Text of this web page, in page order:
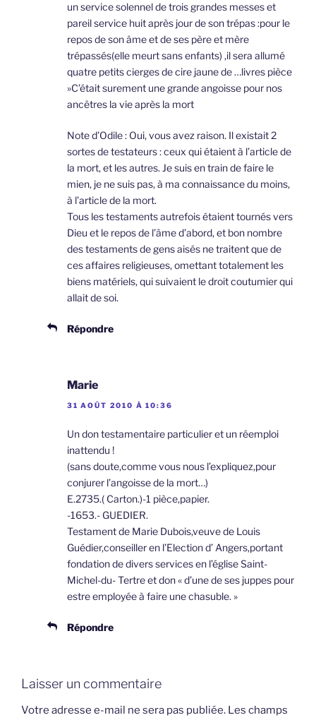
un service solennel de trois grandes messes et
pareil service huit après jour de son trépas :pour le
repos de son âme et de ses père et mère
trépassés(elle meurt sans enfants) ,il sera allumé
quatre petits cierges de cire jaune de …livres pièce
»C’était surement une grande angoisse pour nos
ancêtres la vie après la mort
Note d’Odile : Oui, vous avez raison. Il existait 2
sortes de testateurs : ceux qui étaient à l’article de
la mort, et les autres. Je suis en train de faire le
mien, je ne suis pas, à ma connaissance du moins,
à l’article de la mort.
Tous les testaments autrefois étaient tournés vers
Dieu et le repos de l’âme d’abord, et bon nombre
des testaments de gens aisés ne traitent que de
ces affaires religieuses, omettant totalement les
biens matériels, qui suivaient le droit coutumier qui
allait de soi.
Répondre
Marie
31 AOÛT 2010 À 10:36
Un don testamentaire particulier et un réemploi
inattendu !
(sans doute,comme vous nous l’expliquez,pour
conjurer l’angoisse de la mort…)
E.2735.( Carton.)-1 pièce,papier.
-1653.- GUEDIER.
Testament de Marie Dubois,veuve de Louis
Guédier,conseiller en l’Election d’ Angers,portant
fondation de divers services en l’église Saint-
Michel-du- Tertre et don « d’une de ses juppes pour
estre employée à faire une chasuble. »
Répondre
Laisser un commentaire
Votre adresse e-mail ne sera pas publiée. Les champs